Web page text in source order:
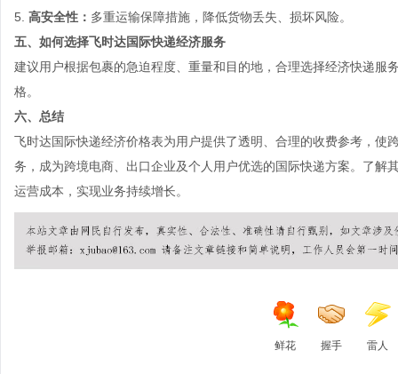
5. 高安全性： 多重运输保障措施，降低货物丢失、损坏风险。
五、如何选择飞时达国际快递经济服务
建议用户根据包裹的急迫程度、重量和目的地，合理选择经济快递服
格。
六、总结
飞时达国际快递经济价格表为用户提供了透明、合理的收费参考，使
务，成为跨境电商、出口企业及个人用户优选的国际快递方案。了解
运营成本，实现业务持续增长。
鲜花 握手 雷人